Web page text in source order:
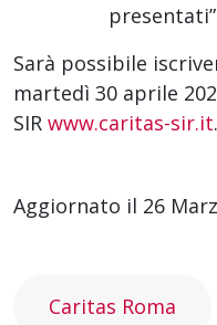
presentati”
Sarà possibile
martedì 30 aprile
SIR www.caritas-sir.it.
Aggiornato il 26
Caritas Roma